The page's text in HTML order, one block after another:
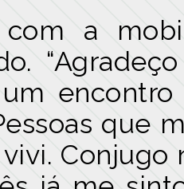
com a
que
Conjugo